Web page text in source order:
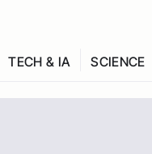
TECH & IA SCIENCE